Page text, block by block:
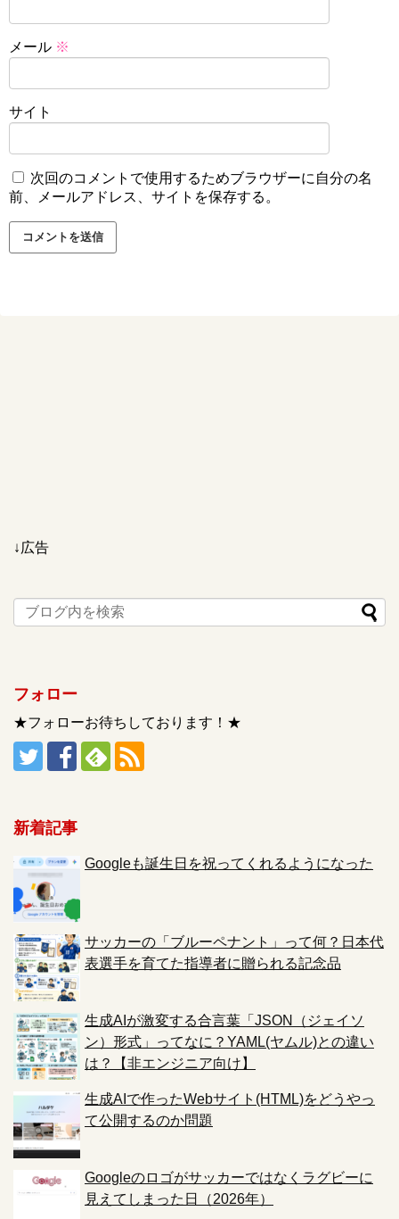
メール ※
サイト
次回のコメントで使用するためブラウザーに自分の名
前、メールアドレス、サイトを保存する。
↓広告
フォロー
★フォローお待ちしております！★
新着記事
Googleも誕生日を祝ってくれるようになった
サッカーの「ブルーペナント」って何？日本代
表選手を育てた指導者に贈られる記念品
生成AIが激変する合言葉「JSON（ジェイソ
ン）形式」ってなに？YAML(ヤムル)との違い
は？【非エンジニア向け】
生成AIで作ったWebサイト(HTML)をどうやっ
て公開するのか問題
Googleのロゴがサッカーではなくラグビーに
見えてしまった日（2026年）